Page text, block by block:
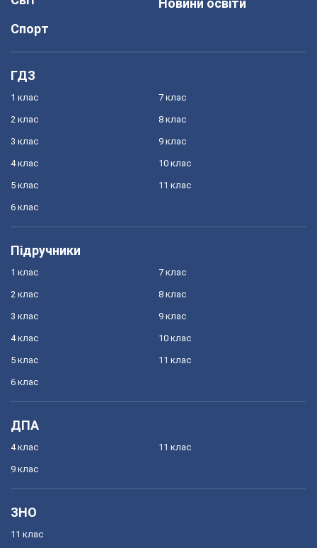
Спорт
Новини освіти
ГДЗ
1 клас
2 клас
3 клас
4 клас
5 клас
6 клас
7 клас
8 клас
9 клас
10 клас
11 клас
Підручники
1 клас
2 клас
3 клас
4 клас
5 клас
6 клас
7 клас
8 клас
9 клас
10 клас
11 клас
ДПА
4 клас
9 клас
11 клас
ЗНО
11 клас